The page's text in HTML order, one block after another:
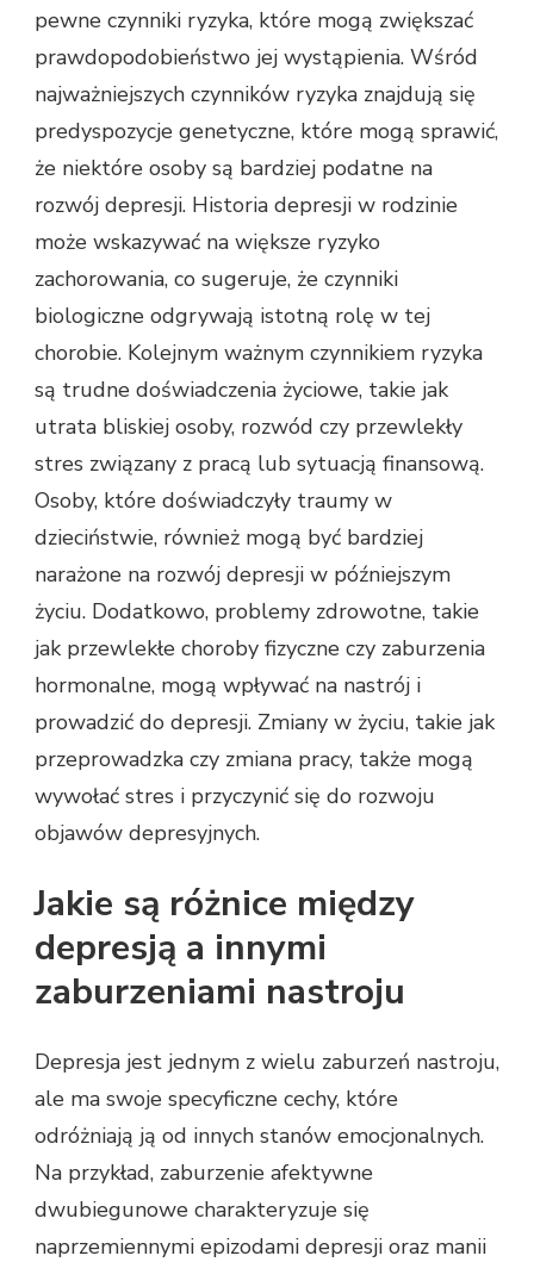
pewne czynniki ryzyka, które mogą zwiększać
prawdopodobieństwo jej wystąpienia. Wśród
najważniejszych czynników ryzyka znajdują się
predyspozycje genetyczne, które mogą sprawić,
że niektóre osoby są bardziej podatne na
rozwój depresji. Historia depresji w rodzinie
może wskazywać na większe ryzyko
zachorowania, co sugeruje, że czynniki
biologiczne odgrywają istotną rolę w tej
chorobie. Kolejnym ważnym czynnikiem ryzyka
są trudne doświadczenia życiowe, takie jak
utrata bliskiej osoby, rozwód czy przewlekły
stres związany z pracą lub sytuacją finansową.
Osoby, które doświadczyły traumy w
dzieciństwie, również mogą być bardziej
narażone na rozwój depresji w późniejszym
życiu. Dodatkowo, problemy zdrowotne, takie
jak przewlekłe choroby fizyczne czy zaburzenia
hormonalne, mogą wpływać na nastrój i
prowadzić do depresji. Zmiany w życiu, takie jak
przeprowadzka czy zmiana pracy, także mogą
wywołać stres i przyczynić się do rozwoju
objawów depresyjnych.
Jakie są różnice między
depresją a innymi
zaburzeniami nastroju
Depresja jest jednym z wielu zaburzeń nastroju,
ale ma swoje specyficzne cechy, które
odróżniają ją od innych stanów emocjonalnych.
Na przykład, zaburzenie afektywne
dwubiegunowe charakteryzuje się
naprzemiennymi epizodami depresji oraz manii